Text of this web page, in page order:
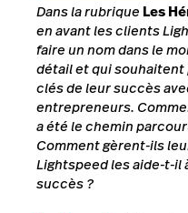
Dans la rubrique Les
en avant les clients
faire un nom dans le
détail et qui
clés de leur succès
entrepreneurs.
a été le chemin
Comment gèrent-ils
Lightspeed les aide-t-il
succès ?